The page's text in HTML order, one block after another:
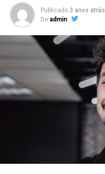
Publicado 3 anos atrás
De admin